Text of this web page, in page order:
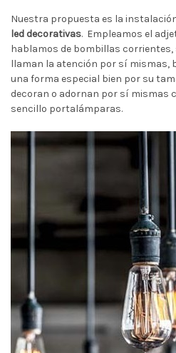
Nuestra propuesta es la
led decorativas. Empleamos el
hablamos de bombillas corrientes,
llaman la atención por sí mismas,
una forma especial bien por su
decoran o adornan por sí mismas
sencillo portalámparas.